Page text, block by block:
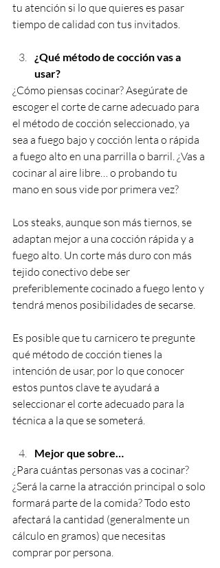
tu atención si lo que quieres es pasar
tiempo de calidad con tus invitados.
¿Qué método de cocción vas a
usar?
¿Cómo piensas cocinar? Asegúrate de
escoger el corte de carne adecuado para
el método de cocción seleccionado, ya
sea a fuego bajo y cocción lenta o rápida
a fuego alto en una parrilla o barril. ¿Vas a
cocinar al aire libre… o probando tu
mano en sous vide por primera vez?
Los steaks, aunque son más tiernos, se
adaptan mejor a una cocción rápida y a
fuego alto. Un corte más duro con más
tejido conectivo debe ser
preferiblemente cocinado a fuego lento y
tendrá menos posibilidades de secarse.
Es posible que tu carnicero te pregunte
qué método de cocción tienes la
intención de usar, por lo que conocer
estos puntos clave te ayudará a
seleccionar el corte adecuado para la
técnica a la que se someterá.
Mejor que sobre…
¿Para cuántas personas vas a cocinar?
¿Será la carne la atracción principal o solo
formará parte de la comida? Todo esto
afectará la cantidad (generalmente un
cálculo en gramos) que necesitas
comprar por persona.